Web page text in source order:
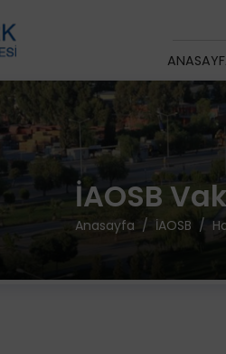
İAOSB
Anasayfa İAOSB